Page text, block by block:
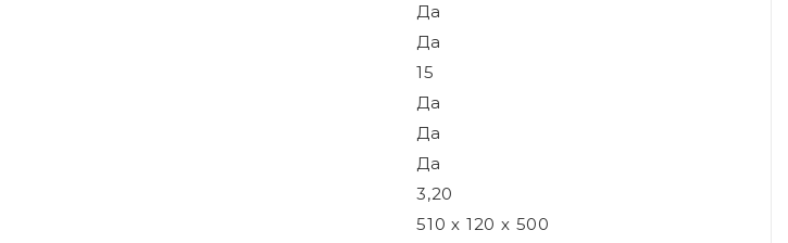
Да
Да
15
Да
Да
Да
3,20
510 х 120 х 500